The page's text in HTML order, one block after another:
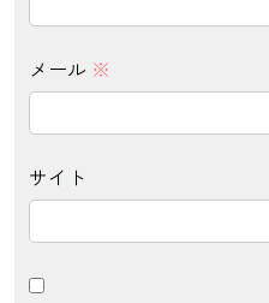
メール ※
サイト